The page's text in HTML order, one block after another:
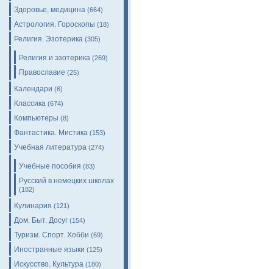
Здоровье, медицина (664)
Астрология. Гороскопы (18)
Религия. Эзотерика (305)
Религия и эзотерика (269)
Православие (25)
Календари (6)
Классика (674)
Компьютеры (8)
Фантастика. Мистика (153)
Учебная литература (274)
Учебные пособия (83)
Русский в немецких школах
(182)
Кулинария (121)
Дом. Быт. Досуг (154)
Туризм. Спорт. Хобби (69)
Иностранные языки (125)
Искусство. Культура (180)